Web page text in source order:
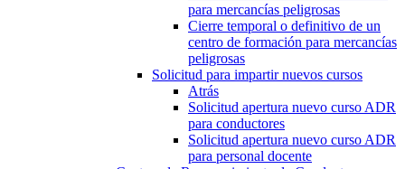
para mercancías peligrosas
Cierre temporal o definitivo de un
centro de formación para mercancías
peligrosas
Solicitud para impartir nuevos cursos
Atrás
Solicitud apertura nuevo curso ADR
para conductores
Solicitud apertura nuevo curso ADR
para personal docente